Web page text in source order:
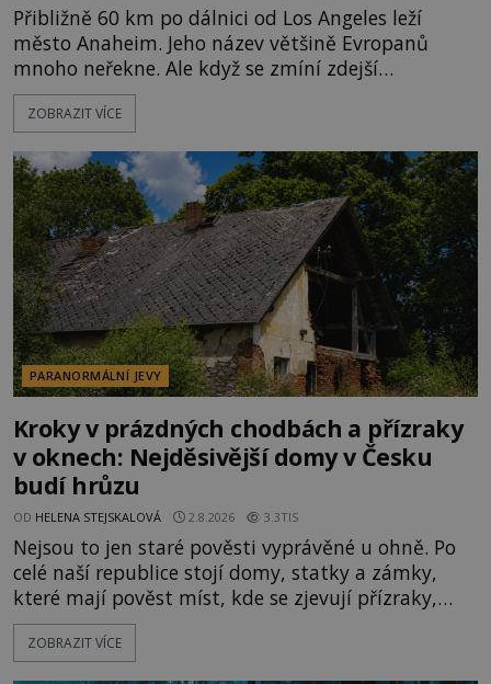
Přibližně 60 km po dálnici od Los Angeles leží
město Anaheim. Jeho název většině Evropanů
mnoho neřekne. Ale když se zmíní zdejší
Disneyland, je hned jasno. Zábavní park vyroste na
poklidném místě bývalého sadu pomerančovníků.
kolem 17 000 000 zábavychtivých lidí ročně. A ač je
velká snaha to utajit, někteří z
ZOBRAZIT VÍCE
PARANORMÁLNÍ JEVY
Kroky v prázdných chodbách a přízraky
v oknech: Nejděsivější domy v Česku
budí hrůzu
OD HELENA STEJSKALOVÁ 2.8.2026 3.3TIS
Nejsou to jen staré pověsti vyprávěné u ohně. Po
celé naší republice stojí domy, statky a zámky,
které mají pověst míst, kde se zjevují přízraky,
ozývají nevysvětlitelné zvuky nebo se dějí podivné
jevy. Zatímco historici většinou hledají racionální
ZOBRAZIT VÍCE